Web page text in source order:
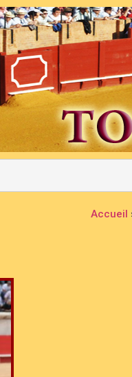
Accueil